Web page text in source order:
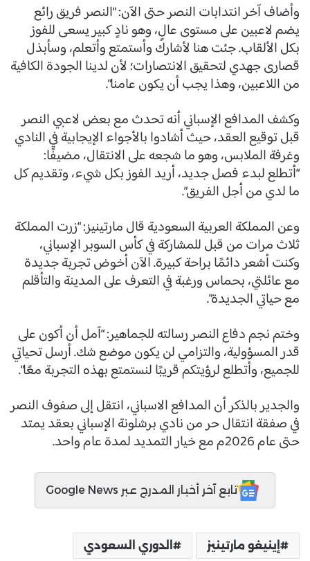
وأضاف آخر انتدابات النصر حتى الآن: “النصر فريق رائع
يضم لاعبين على مستوى عالٍ، وهو نادٍ كبير يسعى للفوز
بكل الألقاب. جئت هنا لأشارك وأستمتع وأتعلم، وسأبذل
قصارى جهدي لتحقيق الانتصارات؛ لأن لدينا الجودة الكافية
من اللاعبين، وهذا يجب أن يكون عامنا”.
وكشف المدافع الإسباني أنه تحدث مع بعض لاعبي النصر
قبل توقيع العقد، حيث أشادوا بالأجواء الإيجابية في النادي
وغرفة الملابس، وهو ما شجعه على الانتقال، مضيفًا:
“أتطلع لبدء فصل جديد، أريد الفوز بكل شيء، وتقديم كل
ما لدي من أجل الفريق”.
وعن المملكة العربية السعودية قال مارتينيز: “زرت المملكة
ثلاث مرات من قبل للمشاركة في كأس السوبر الإسباني،
وكنت أشعر دائمًا براحة كبيرة. الآن أخوض تجربة جديدة
مع عائلتي، بحماس ورغبة في التعرف على المدينة والتأقلم
مع حياتي الجديدة”.
وختم نجم دفاع النصر رسالته للجماهير: “آمل أن أكون على
قدر المسؤولية، والتزامي لن يكون موضع شك. أرسل تحياتي
للجميع، وأتطلع لرؤيتكم قريبًا لنستمتع بهذه التجربة معًا”.
والجدير بالذكر أن المدافع الاسباني، انتقل إلى صفوف النصر
في صفقة انتقال حر من نادي برشلونة الإسباني بعقد يمتد
حتى عام 2026م مع خيار التمديد لمدة عام واحد.
تابع آخر أخبار المدرج عبر Google News
إينيغو مارتينيز الدوري السعودي